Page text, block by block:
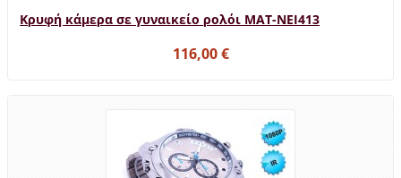
Κρυφή κάμερα σε γυναικείο ρολόι MAT-NEI413
116,00 €